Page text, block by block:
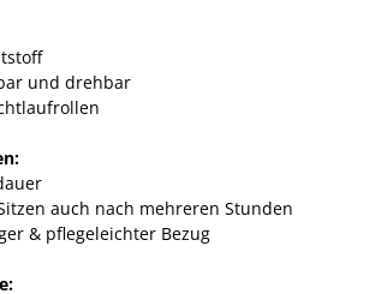
und drehbar
auch nach mehreren Stunden
& pflegeleichter Bezug